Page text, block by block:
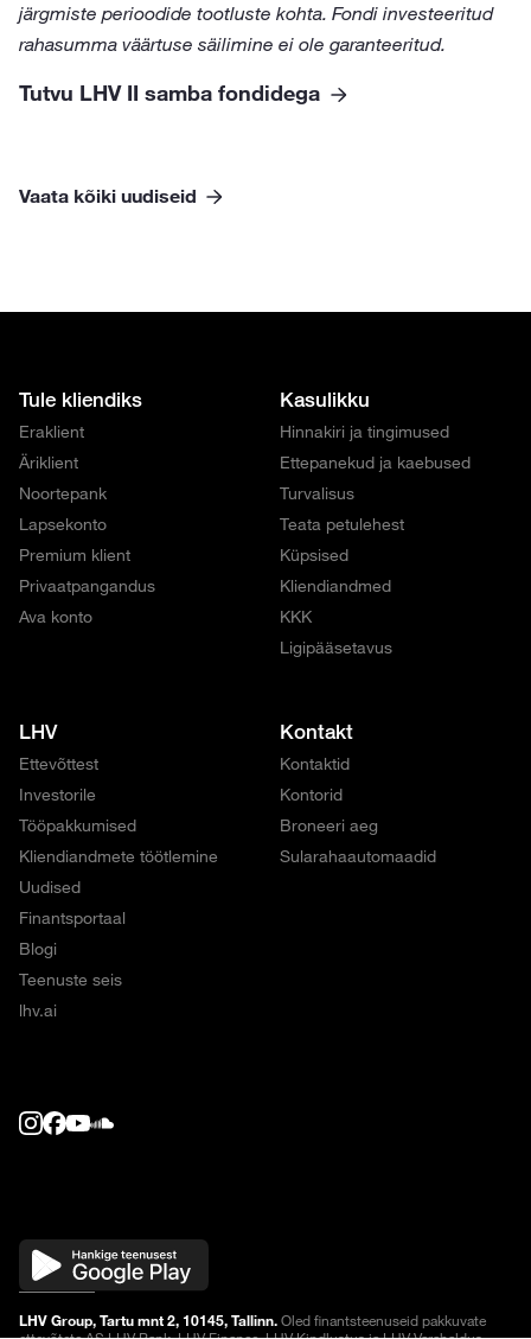
järgmiste perioodide tootluste kohta. Fondi investeeritud
rahasumma väärtuse säilimine ei ole garanteeritud.
Tutvu LHV II samba fondidega
Vaata kõiki uudiseid
Tule kliendiks
Eraklient
Äriklient
Noortepank
Lapsekonto
Premium klient
Privaatpangandus
Ava konto
Kasulikku
Hinnakiri ja tingimused
Ettepanekud ja kaebused
Turvalisus
Teata petulehest
Küpsised
Kliendiandmed
KKK
Ligipääsetavus
LHV
Ettevõttest
Investorile
Tööpakkumised
Kliendiandmete töötlemine
Uudised
Finantsportaal
Blogi
Teenuste seis
lhv.ai
Kontakt
Kontaktid
Kontorid
Broneeri aeg
Sularahaautomaadid
LHV Group, Tartu mnt 2, 10145, Tallinn.Oled finantsteenuseid pakkuvate